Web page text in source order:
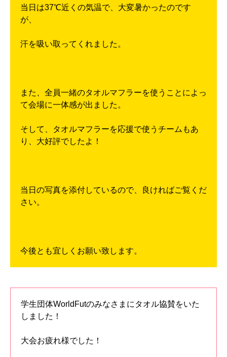
当日は37℃近くの気温で、大変暑かったのです
が、
汗を吸い取ってくれました。
また、全員一緒のタオルマフラーを使うことによっ
て会場に一体感が出ました。
そして、タオルマフラーを応援で使うチームもあ
り、大好評でしたよ！
当日の写真を添付しているので、良ければご覧くだ
さい。
今後とも宜しくお願い致します。
学生団体WorldFutのみなさまにタオル協賛をいた
しました！
大会お疲れ様でした！